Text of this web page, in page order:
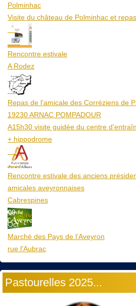
Polminhac
Visite du château de Polminhac et repas
12
Aoû
Rencontre estivale
A Rodez
23
Aoû
Repas de l'amicale des Corréziens de
19230 ARNAC POMPADOUR
A15h30 visite guidée du centre
+ hippodrome
25
Aoû
Rencontre estivale des anciens
amicales aveyronnaises
Cabrespines
09
Oct
Marché des Pays de l’Aveyron
rue l'Aubrac
Pastourelles 2025...